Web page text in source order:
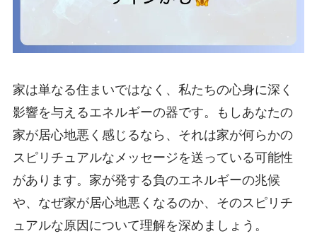
家は単なる住まいではなく、私たちの心身に深く
影響を与えるエネルギーの器です。もしあなたの
家が居心地悪く感じるなら、それは家が何らかの
スピリチュアルなメッセージを送っている可能性
があります。家が発する負のエネルギーの兆候
や、なぜ家が居心地悪くなるのか、そのスピリチ
ュアルな原因について理解を深めましょう。